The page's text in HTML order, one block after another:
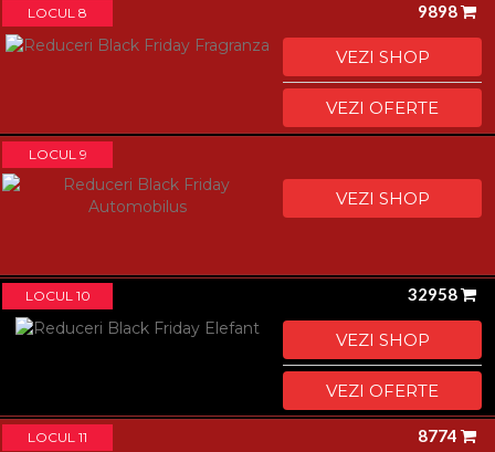
LOCUL 8 9898
VEZI SHOP
VEZI OFERTE
LOCUL 9
VEZI SHOP
LOCUL 10 32958
VEZI SHOP
VEZI OFERTE
LOCUL 11 8774